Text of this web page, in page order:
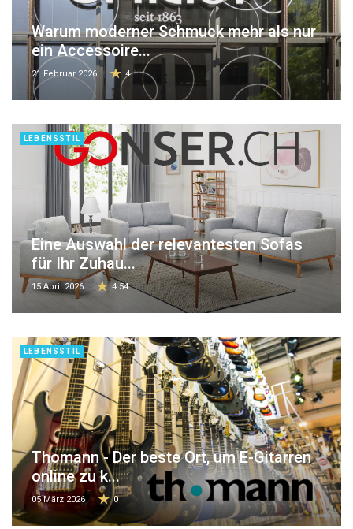
Warum moderner Schmuck mehr als nur
ein Accessoire...
21 Februar 2026 4
LEBENSSTIL
Eine Auswahl der relevantesten Sofas
für Ihr Zuhau...
15 April 2026 4.54
LEBENSSTIL
Thomann - Der beste Ort, um E-Gitarren
online zu k...
05 März 2026 0